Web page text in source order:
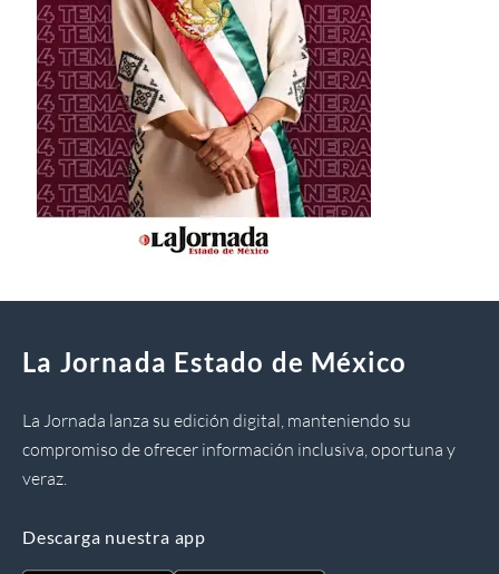
La Jornada Estado de México
La Jornada lanza su edición digital, manteniendo su
compromiso de ofrecer información inclusiva, oportuna y
veraz.
Descarga nuestra app